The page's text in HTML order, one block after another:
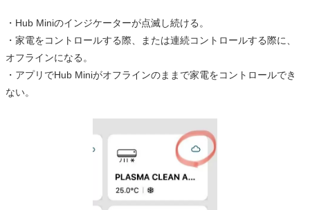
・Hub Miniのインジケーターが点滅し続ける。
・家電をコントロールする際、または連続コントロールする際に、
オフラインになる。
・アプリでHub Miniがオフラインのままで家電をコントロールでき
ない。